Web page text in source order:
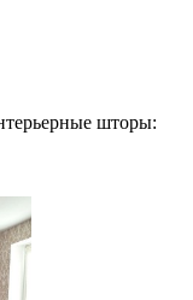
шторы: